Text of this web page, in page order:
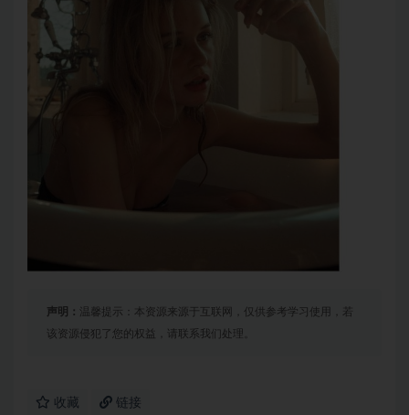
声明： 温馨提示：本资源来源于互联网，仅供参考学习使用，若
该资源侵犯了您的权益，请联系我们处理。
收藏 链接